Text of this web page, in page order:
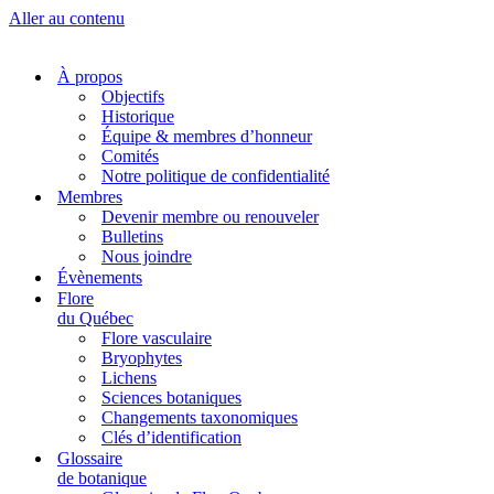
Aller au contenu
À propos
Objectifs
Historique
Équipe & membres d’honneur
Comités
Notre politique de confidentialité
Membres
Devenir membre ou renouveler
Bulletins
Nous joindre
Évènements
Flore
du Québec
Flore vasculaire
Bryophytes
Lichens
Sciences botaniques
Changements taxonomiques
Clés d’identification
Glossaire
de botanique